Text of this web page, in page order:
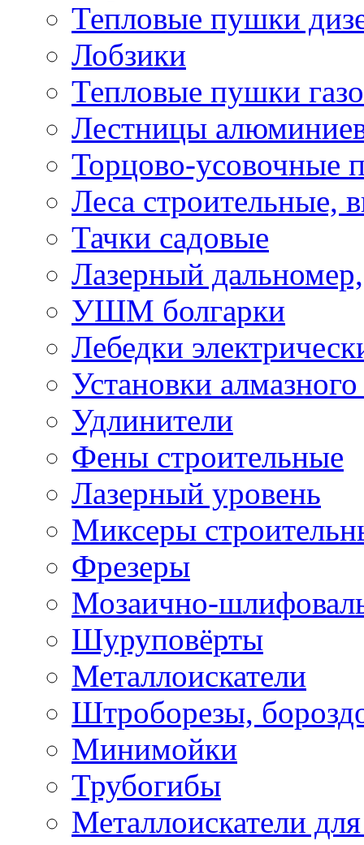
Тепловые пушки
Лобзики
Тепловые пушки
Лестницы
Торцово-усовочные
Леса строительные,
Тачки садовые
Лазерный дальномер,
УШМ болгарки
Лебедки
Установки
Удлинители
Фены строительные
Лазерный уровень
Миксеры
Фрезеры
Мозаично-
Шуруповёрты
Металлоискатели
Штроборезы,
Минимойки
Трубогибы
Металлоискатели